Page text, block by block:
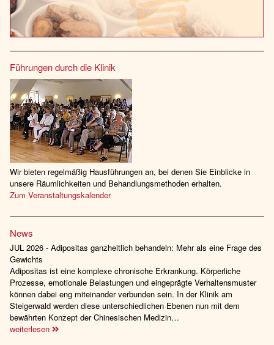
Führungen durch die Klinik
Wir bieten regelmäßig Hausführungen an, bei denen Sie Einblicke in
unsere Räumlichkeiten und Behandlungsmethoden erhalten.
Zum Veranstaltungskalender
News
JUL 2026 - Adipositas ganzheitlich behandeln: Mehr als eine Frage des
Gewichts
Adipositas ist eine komplexe chronische Erkrankung. Körperliche
Prozesse, emotionale Belastungen und eingeprägte Verhaltensmuster
können dabei eng miteinander verbunden sein. In der Klinik am
Steigerwald werden diese unterschiedlichen Ebenen nun mit dem
bewährten Konzept der Chinesischen Medizin…
weiterlesen